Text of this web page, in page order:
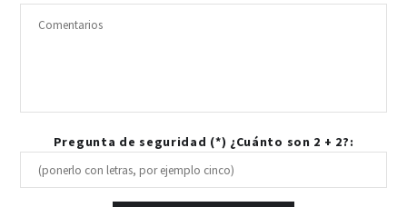
Pregunta de seguridad (*) ¿Cuánto son 2 + 2?: